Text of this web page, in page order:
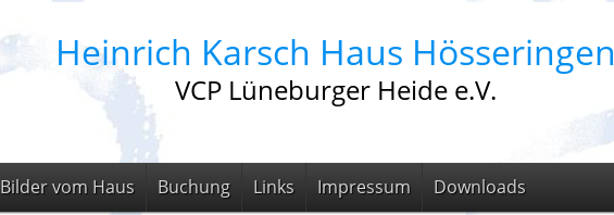
Heinrich Karsch Haus Hösseringen
VCP Lüneburger Heide e.V.
Bilder vom Haus Buchung Links Impressum Downloads